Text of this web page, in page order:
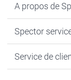
Faire-part &
Livre photo
Développement
A propos de
Plan du site
Vie privée
Spector
smartbonus
Service de